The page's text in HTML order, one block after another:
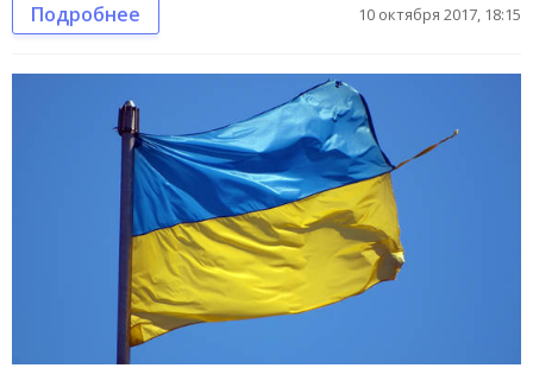
Подробнее 10 октября 2017, 18:15